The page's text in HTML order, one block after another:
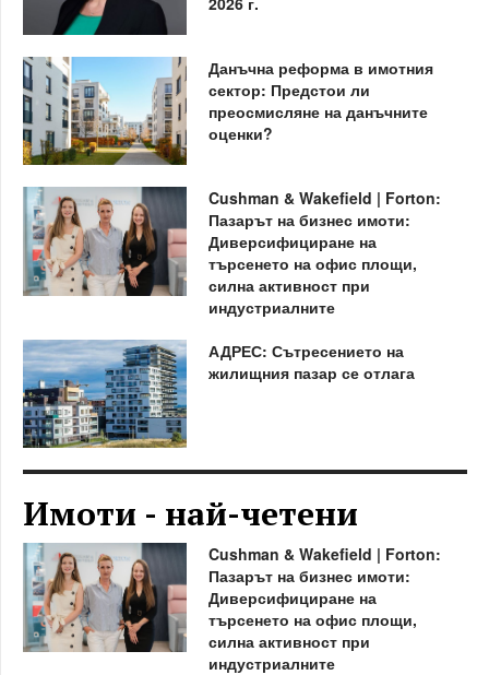
Данъчна реформа в имотния
сектор: Предстои ли
преосмисляне на данъчните
оценки?
Cushman & Wakefield | Forton:
Пазарът на бизнес имоти:
Диверсифициране на
търсенето на офис площи,
силна активност при
индустриалните
АДРЕС: Сътресението на
жилищния пазар се отлага
Имоти - най-четени
Cushman & Wakefield | Forton:
Пазарът на бизнес имоти:
Диверсифициране на
търсенето на офис площи,
силна активност при
индустриалните